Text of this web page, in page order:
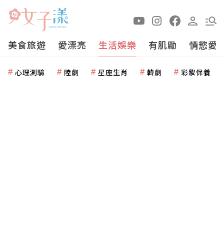
美食旅遊 愛漂亮 生活娛樂 有肌勵 情慾愛
心理測驗 陸劇 星座生肖 韓劇 彩妝保養